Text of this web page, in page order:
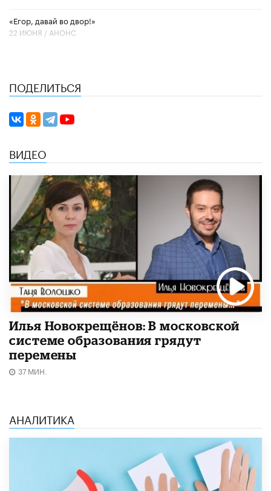
«Егор, давай во двор!»
22 ИЮНЯ / АНОНС
ПОДЕЛИТЬСЯ
ВИДЕО
Илья Новокрещёнов: В московской
системе образования грядут
перемены
37 МИН.
АНАЛИТИКА